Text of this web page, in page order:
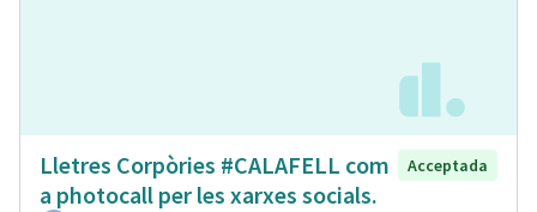
Lletres Corpòries #CALAFELL com
a photocall per les xarxes socials.
Acceptada